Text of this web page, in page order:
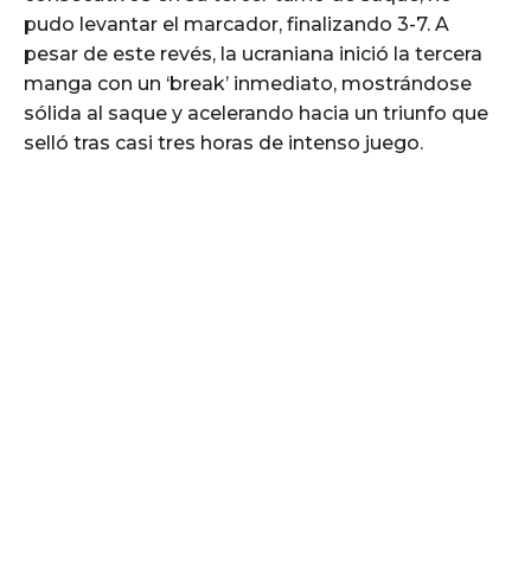
pudo levantar el marcador, finalizando 3-7. A
pesar de este revés, la ucraniana inició la tercera
manga con un ‘break’ inmediato, mostrándose
sólida al saque y acelerando hacia un triunfo que
selló tras casi tres horas de intenso juego.